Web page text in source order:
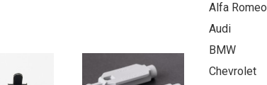
Alfa Romeo
Audi
BMW
Chevrolet